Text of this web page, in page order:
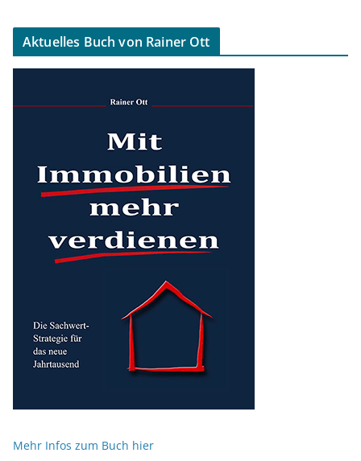
Aktuelles Buch von Rainer Ott
Mehr Infos zum Buch hier